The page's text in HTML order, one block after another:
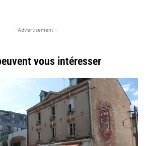
- Advertisement -
vous intéresser